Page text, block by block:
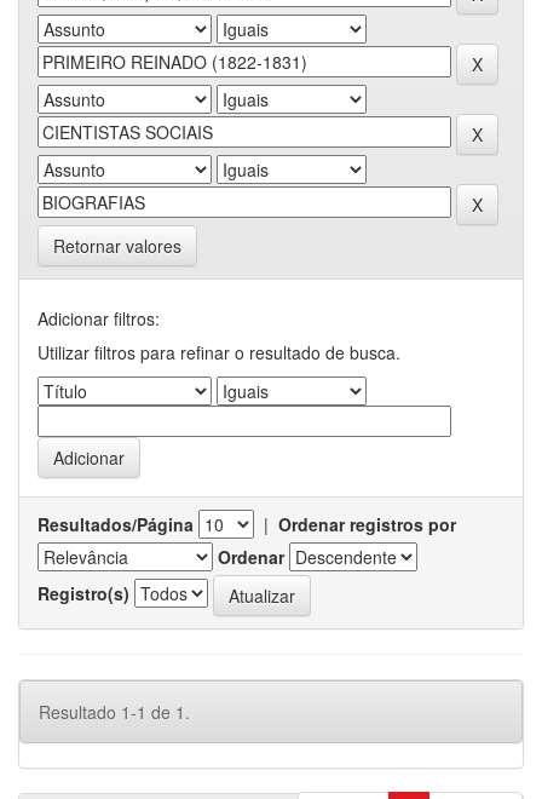
Retornar valores
Adicionar filtros:
Utilizar filtros para refinar o resultado de busca.
Resultados/Página | Ordenar registros por
Ordenar
Registro(s)
Resultado 1-1 de 1.